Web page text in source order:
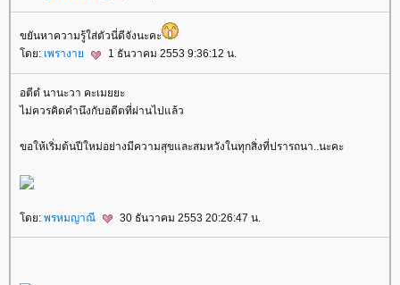
ขยันหาความรู้ใส่ตัวนี่ดีจังนะคะ
ดย: เพรางา 1 ธันวาคม 2553 9:36:12 น.
อตีตํ นานะวา คะเมยยะ
ไม่ควรคิดคำนึงกับอดีตที่ผ่านไปแล้ว
ขอให้เริ่มต้นปีใหม่อย่างมีความสุขและสมหวังในทุกสิ่งที่ปรารถนา..นะคะ
ดย: พรหมญาณี 30 ธันวาคม 2553 20:26:47 น.